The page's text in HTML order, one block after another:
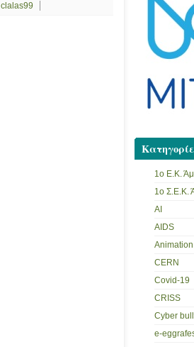
clalas99
1ο Ε.Κ.
1ο Σ.Ε.Κ.
AI
AIDS
Animation
CERN
Covid-19
CRISS
Cyber
e-